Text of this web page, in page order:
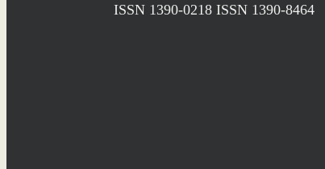
ISSN 1390-0218 ISSN 1390-8464